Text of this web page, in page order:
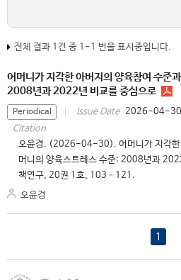
전체 결과 1건 중 1-1 번을 표시중입니다.
어머니가 지각한 아버지의 양육참여 수준
2008년과 2022년 비교를 중심으로
Periodical Issue Date 2026-04-30
Citation
오윤경. (2026-04-30). 어머니가 지각한
머니의 양육스트레스 수준: 2008년과
책연구, 20권 1호, 103–121.
오윤경
1